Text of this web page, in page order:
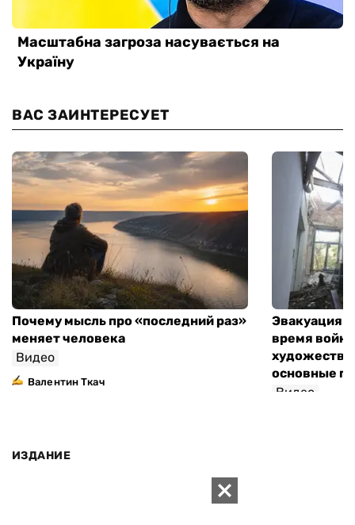
ВАС ЗАИНТЕРЕСУЕТ
Почему мысль про «последний раз»
меняет человека
Видео
Валентин Ткач
Эвакуация
время
основные
Видео
ИЗДАНИЕ